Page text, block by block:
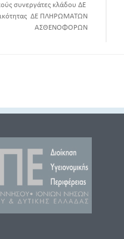
συνεργάτες κλάδου ΔΕ
ΔΕ ΠΛΗΡΩΜΑΤΩΝ
ΑΣΘΕΝΟΦΟΡΩΝ